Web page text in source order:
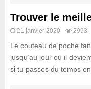
Trouver le
21 janvier 2020 2993
Le couteau de poche
jusqu’au jour où il
si tu passes du temps